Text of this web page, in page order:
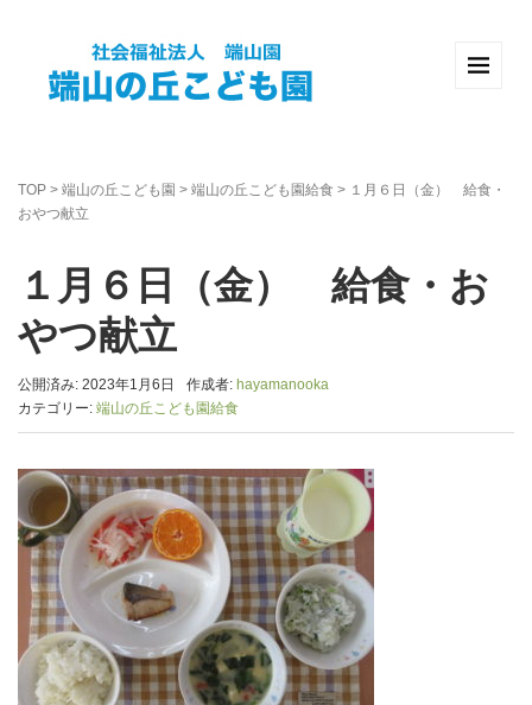
TOP > 端山の丘こども園 > 端山の丘こども園給食 > １月６日（金） 給食・
おやつ献立
１月６日（金） 給食・お
やつ献立
公開済み: 2023年1月6日 作成者: hayamanooka
カテゴリー: 端山の丘こども園給食